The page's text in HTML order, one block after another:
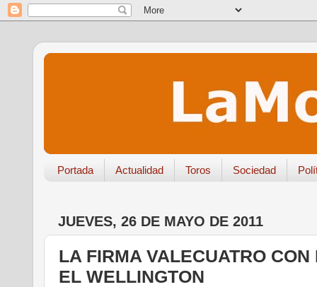
Portada Actualidad Toros Sociedad
JUEVES, 26 DE MAYO DE 2011
LA FIRMA VALECUATRO
EL WELLINGTON